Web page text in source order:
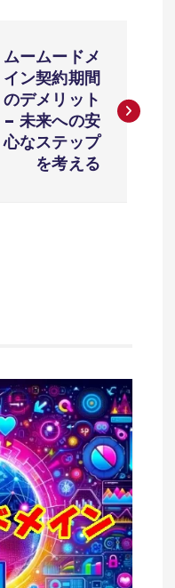
ムームードメ
イン契約期間
のデメリット
– 未来への安
心なステップ
を考える